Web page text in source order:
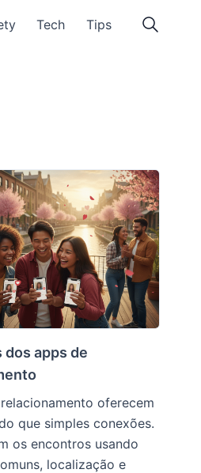
Tech Tips
apps de
oferecem
que simples conexões.
os encontros usando
localização e